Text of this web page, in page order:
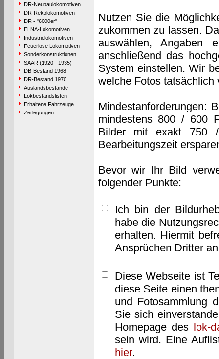
DR-Neubaulokomotiven
DR-Rekolokomotiven
DR - "6000er"
ELNA-Lokomotiven
Industrielokomotiven
Feuerlose Lokomotiven
Sonderkonstruktionen
SAAR (1920 - 1935)
DB-Bestand 1968
DR-Bestand 1970
Auslandsbestände
Lokbestandslisten
Erhaltene Fahrzeuge
Zerlegungen
Nutzen Sie die
zukommen zu lassen.
auswählen, Angaben
anschließend das
System einstellen. Wir
welche Fotos tatsächlich
Mindestanforderungen:
mindestens 800 / 600
Bilder mit exakt 750
Bearbeitungszeit
Bevor wir Ihr Bild
folgender Punkte:
Ich bin der
habe die
erhalten. Hiermit
Ansprüchen Dritter
Diese Webseite ist
diese Seite einen
und Fotosammlung
Sie sich
Homepage des lok-
sein wird. Eine
hier.